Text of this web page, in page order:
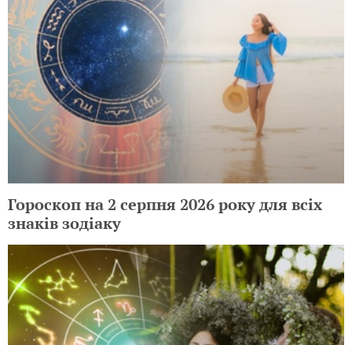
Гороскоп на 2 серпня 2026 року для всіх
знаків зодіаку